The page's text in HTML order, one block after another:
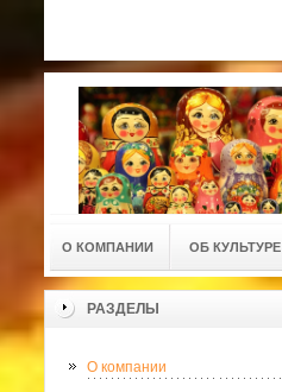
О КОМПАНИИ ОБ КУЛЬТУРЕ
РАЗДЕЛЫ
О компании